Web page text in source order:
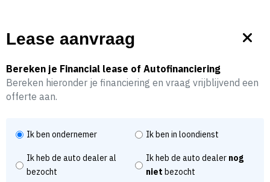
€ 26.000,-
Audi e-tron 55 Quattro 95 kWh SOH 90%
accugarantie t/m 2029
Lease aanvraag
Bereken je Financial lease of Autofinanciering
Bereken hieronder je financiering en vraag vrijblijvend een
offerte aan.
Ik ben ondernemer Ik ben in loondienst
Ik heb de auto dealer al
bezocht
Ik heb de auto dealer nog
niet bezocht